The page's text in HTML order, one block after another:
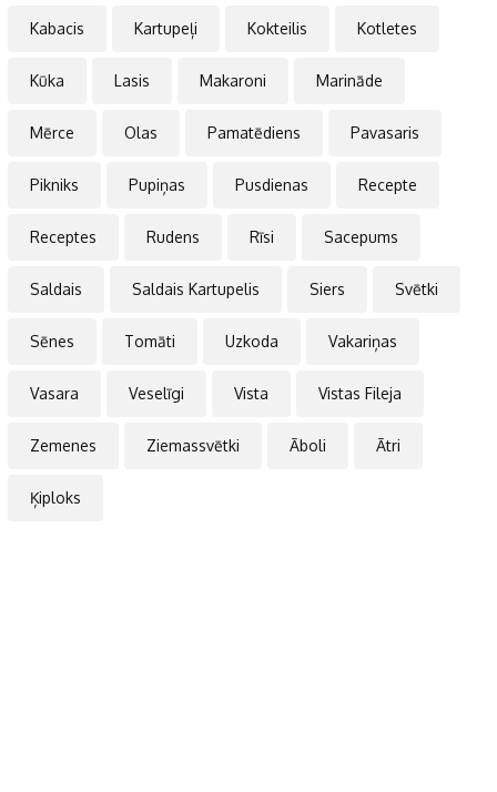
Kabacis Kartupeļi Kokteilis Kotletes
Kūka Lasis Makaroni Marināde
Mērce Olas Pamatēdiens Pavasaris
Pikniks Pupiņas Pusdienas Recepte
Receptes Rudens Rīsi Sacepums
Saldais Saldais Kartupelis Siers Svētki
Sēnes Tomāti Uzkoda Vakariņas
Vasara Veselīgi Vista Vistas Fileja
Zemenes Ziemassvētki Āboli Ātri
Ķiploks